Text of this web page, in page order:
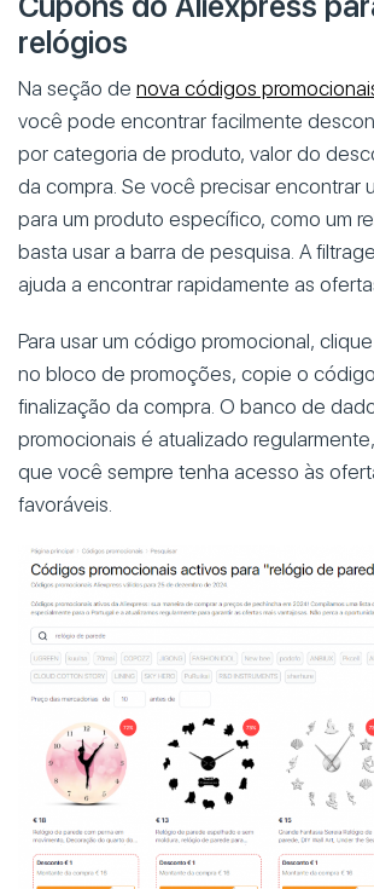
relógios
Na seção de nova códigos
você pode encontrar facilmente
por categoria de produto, valor do
da compra. Se você precisar encontrar
para um produto específico, como um
basta usar a barra de pesquisa. A
ajuda a encontrar rapidamente as
Para usar um código promocional,
no bloco de promoções, copie o
finalização da compra. O banco de
promocionais é atualizado
que você sempre tenha acesso às
favoráveis.